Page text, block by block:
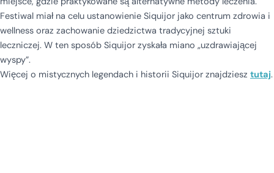
Festiwal miał na celu ustanowienie Siquijor jako centrum zdrowia i
wellness oraz zachowanie dziedzictwa tradycyjnej sztuki
leczniczej. W ten sposób Siquijor zyskała miano „uzdrawiającej
wyspy”.
Więcej o mistycznych legendach i historii Siquijor znajdziesz tutaj.